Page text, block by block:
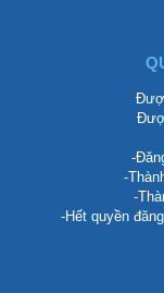
-
-
-
-Hết quyền